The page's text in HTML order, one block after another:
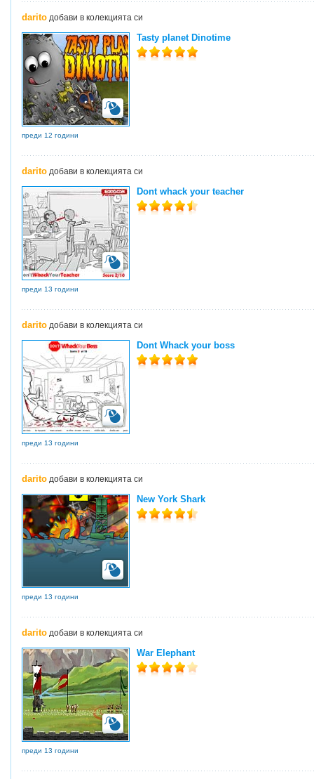
darito добави в колекцията си
Tasty planet Dinotime
преди 12 години
darito добави в колекцията си
Dont whack your teacher
преди 13 години
darito добави в колекцията си
Dont Whack your boss
преди 13 години
darito добави в колекцията си
New York Shark
преди 13 години
darito добави в колекцията си
War Elephant
преди 13 години